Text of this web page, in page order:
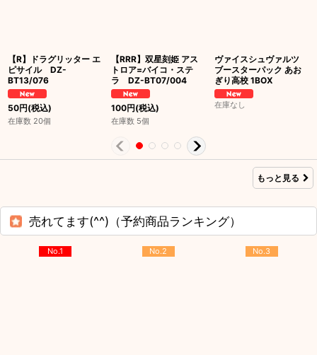
【R】ドラグリッター エ
ピサイル DZ-
BT13/076
50円(税込)
在庫数 20個
【RRR】双星刻姫 アス
トロア=バイコ・ステ
ラ DZ-BT07/004
100円(税込)
在庫数 5個
ヴァイスシュヴァルツ
ブースターパック あお
ぎり高校 1BOX
在庫なし
もっと見る
売れてます(^^)（予約商品ランキング）
No.1 No.2 No.3